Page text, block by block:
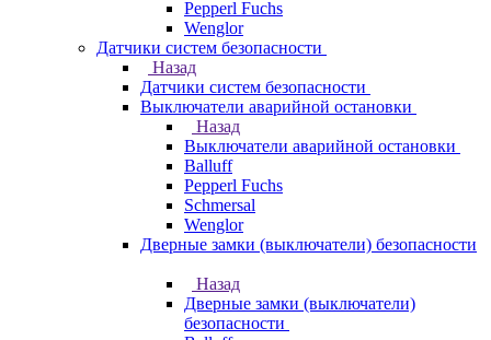
Pepperl Fuchs
Wenglor
Датчики систем безопасности
Назад
Датчики систем безопасности
Выключатели аварийной остановки
Назад
Выключатели аварийной остановки
Balluff
Pepperl Fuchs
Schmersal
Wenglor
Дверные замки (выключатели) безопасности
Назад
Дверные замки (выключатели)
безопасности